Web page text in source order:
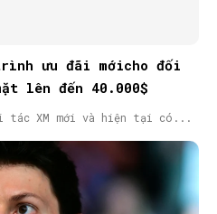
ưu đãi mớicho đối
lên đến 40.000$
tác XM mới và hiện tại có...